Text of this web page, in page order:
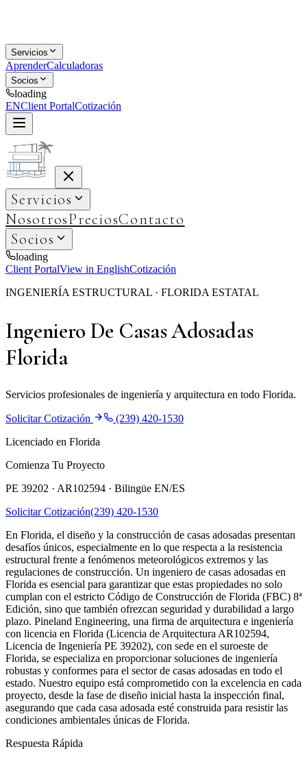
Servicios
AprenderCalculadoras
Socios
loading
ENClient PortalCotización
Servicios
NosotrosPreciosContacto
Socios
loading
Client PortalView in EnglishCotización
INGENIERÍA ESTRUCTURAL · FLORIDA ESTATAL
Ingeniero De Casas Adosadas
Florida
Servicios profesionales de ingeniería y arquitectura en todo Florida.
Solicitar Cotización
(239) 420-1530
Licenciado en Florida
Comienza Tu Proyecto
PE 39202 · AR102594 · Bilingüe EN/ES
Solicitar Cotización(239) 420-1530
En Florida, el diseño y la construcción de casas adosadas presentan
desafíos únicos, especialmente en lo que respecta a la resistencia
estructural frente a fenómenos meteorológicos extremos y las
regulaciones de construcción. Un ingeniero de casas adosadas en
Florida es esencial para garantizar que estas propiedades no solo
cumplan con el estricto Código de Construcción de Florida (FBC) 8ª
Edición, sino que también ofrezcan seguridad y durabilidad a largo
plazo. Pineland Engineering, una firma de arquitectura e ingeniería
con licencia en Florida (Licencia de Arquitectura AR102594,
Licencia de Ingeniería PE 39202), con sede en el suroeste de
Florida, se especializa en proporcionar soluciones de ingeniería
robustas y conformes para el sector de casas adosadas en todo el
estado. Nuestro equipo está comprometido con la excelencia en cada
proyecto, desde la fase de diseño inicial hasta la inspección final,
asegurando que cada casa adosada esté construida para resistir las
condiciones ambientales únicas de Florida.
Respuesta Rápida